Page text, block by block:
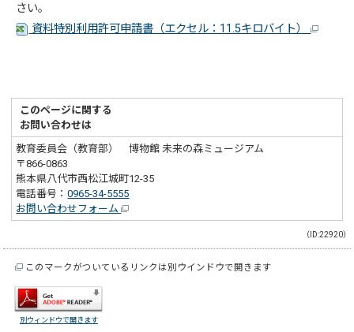
さい。
資料特別利用許可申請書（エクセル：11.5キロバイト）
このページに関する
お問い合わせは
教育委員会（教育部） 博物館 未来の森ミュージアム
〒866-0863
熊本県八代市西松江城町12-35
電話番号：0965-34-5555
お問い合わせフォーム
（ID:22920）
このマークがついているリンクは別ウインドウで開きます
別ウィンドウで開きます